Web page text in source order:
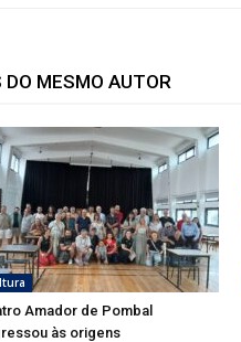
DO MESMO AUTOR
Amador de Pombal
às origens